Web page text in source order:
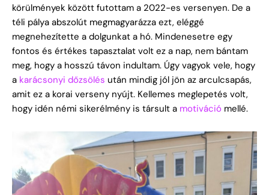
körülmények között futottam a 2022-es versenyen. De a
téli pálya abszolút megmagyarázza ezt, eléggé
megnehezítette a dolgunkat a hó. Mindenesetre egy
fontos és értékes tapasztalat volt ez a nap, nem bántam
meg, hogy a hosszú távon indultam. Úgy vagyok vele, hogy
a karácsonyi dőzsölés után mindig jól jön az arculcsapás,
amit ez a korai verseny nyújt. Kellemes meglepetés volt,
hogy idén némi sikerélmény is társult a motiváció mellé.